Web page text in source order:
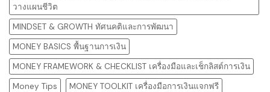
วางแผนชีวิต
MINDSET & GROWTH ทัศนคติและการพัฒนา
MONEY BASICS พื้นฐานการเงิน
MONEY FRAMEWORK & CHECKLIST เครื่องมือและเช็กลิสต์การเงิน
Money Tips
MONEY TOOLKIT เครื่องมือการเงินแจกฟรี